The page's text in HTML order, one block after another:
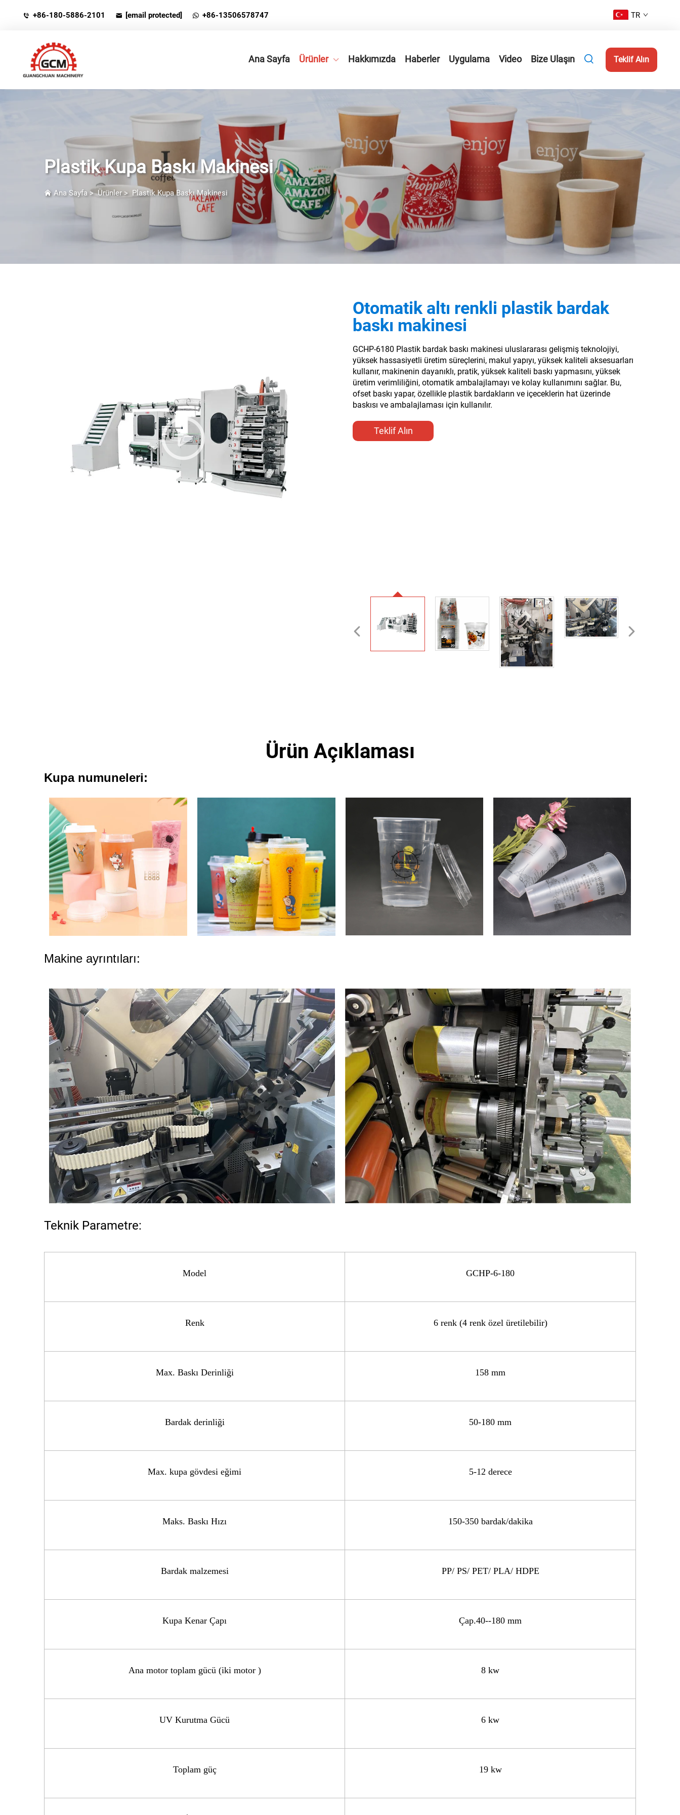
+86-180-5886-2101 [email protected] +86-13506578747 TR
Ana Sayfa Ürünler Hakkımızda Haberler Uygulama Video Bize Ulaşın Teklif Alın
Plastik Kupa Baskı Makinesi
Ana Sayfa>Ürünler> Plastik Kupa Baskı Makinesi
Otomatik altı renkli plastik bardak
baskı makinesi
GCHP-6180 Plastik bardak baskı makinesi uluslararası gelişmiş teknolojiyi,
yüksek hassasiyetli üretim süreçlerini, makul yapıyı, yüksek kaliteli aksesuarları
kullanır, makinenin dayanıklı, pratik, yüksek kaliteli baskı yapmasını, yüksek
üretim verimliliğini, otomatik ambalajlamayı ve kolay kullanımını sağlar. Bu,
ofset baskı yapar, özellikle plastik bardakların ve içeceklerin hat üzerinde
baskısı ve ambalajlaması için kullanılır.
Teklif Alın
Ürün Açıklaması
Kupa numuneleri:
Makine ayrıntıları:
Teknik Parametre:
Model GCHP-6-180
Renk 6 renk (4 renk özel üretilebilir)
Max. Baskı Derinliği 158 mm
Bardak derinliği 50-180 mm
Max. kupa gövdesi eğimi 5-12 derece
Maks. Baskı Hızı 150-350 bardak/dakika
Bardak malzemesi PP/ PS/ PET/ PLA/ HDPE
Kupa Kenar Çapı Çap.40--180 mm
Ana motor toplam gücü (iki motor ) 8 kw
UV Kurutma Gücü 6 kw
Toplam güç 19 kw